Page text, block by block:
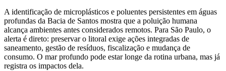
A identificação de microplásticos e poluentes persistentes em águas
profundas da Bacia de Santos mostra que a poluição humana
alcança ambientes antes considerados remotos. Para São Paulo, o
alerta é direto: preservar o litoral exige ações integradas de
saneamento, gestão de resíduos, fiscalização e mudança de
consumo. O mar profundo pode estar longe da rotina urbana, mas já
registra os impactos dela.